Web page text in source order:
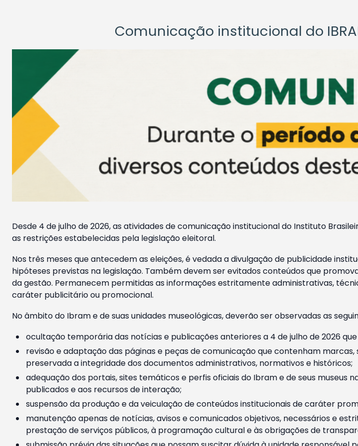
Comunicação institucional do
Desde 4 de julho de 2026, as atividades de comunicação institucional do Instituto
as restrições estabelecidas pela legislação eleitoral.
Nos três meses que antecedem as eleições, é vedada a divulgação de publicidade
hipóteses previstas na legislação. Também devem ser evitados conteúdos que
da gestão. Permanecem permitidas as informações estritamente administrativas,
caráter publicitário ou promocional.
No âmbito do Ibram e de suas unidades museológicas, deverão ser observadas as
ocultação temporária das notícias e publicações anteriores a 4 de julho de 2026
revisão e adaptação das páginas e peças de comunicação que contenham
preservada a integridade dos documentos administrativos, normativos e históricos;
adequação dos portais, sites temáticos e perfis oficiais do Ibram e de seus museus
publicados e aos recursos de interação;
suspensão da produção e da veiculação de conteúdos institucionais de caráter
manutenção apenas de notícias, avisos e comunicados objetivos, necessários e
prestação de serviços públicos, à programação cultural e às obrigações de